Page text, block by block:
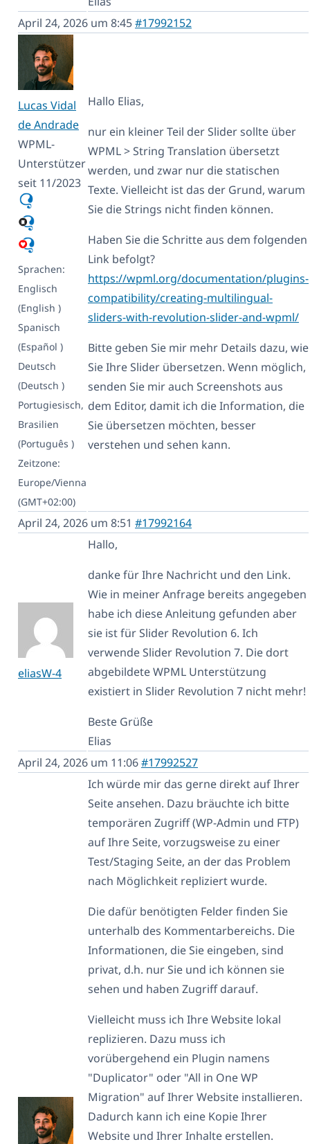
April 24, 2026 um 8:45#17992152
Lucas Vidal
de Andrade
WPML-
Unterstützer
seit 11/2023
Sprachen:
Englisch
(English )
Spanisch
(Español )
Deutsch
(Deutsch )
Portugiesisch,
Brasilien
(Português )
Zeitzone:
Europe/Vienna
(GMT+02:00)
Hallo Elias,
nur ein kleiner Teil der Slider sollte über
WPML > String Translation übersetzt
werden, und zwar nur die statischen
Texte. Vielleicht ist das der Grund, warum
Sie die Strings nicht finden können.
Haben Sie die Schritte aus dem folgenden
Link befolgt?
https://wpml.org/documentation/plugins-
compatibility/creating-multilingual-
sliders-with-revolution-slider-and-wpml/
Bitte geben Sie mir mehr Details dazu, wie
Sie Ihre Slider übersetzen. Wenn möglich,
senden Sie mir auch Screenshots aus
dem Editor, damit ich die Information, die
Sie übersetzen möchten, besser
verstehen und sehen kann.
April 24, 2026 um 8:51 #17992164
eliasW-4
Hallo,
danke für Ihre Nachricht und den Link.
Wie in meiner Anfrage bereits angegeben
habe ich diese Anleitung gefunden aber
sie ist für Slider Revolution 6. Ich
verwende Slider Revolution 7. Die dort
abgebildete WPML Unterstützung
existiert in Slider Revolution 7 nicht mehr!
Beste Grüße
Elias
April 24, 2026 um 11:06#17992527
Ich würde mir das gerne direkt auf Ihrer
Seite ansehen. Dazu bräuchte ich bitte
temporären Zugriff (WP-Admin und FTP)
auf Ihre Seite, vorzugsweise zu einer
Test/Staging Seite, an der das Problem
nach Möglichkeit repliziert wurde.
Die dafür benötigten Felder finden Sie
unterhalb des Kommentarbereichs. Die
Informationen, die Sie eingeben, sind
privat, d.h. nur Sie und ich können sie
sehen und haben Zugriff darauf.
Vielleicht muss ich Ihre Website lokal
replizieren. Dazu muss ich
vorübergehend ein Plugin namens
"Duplicator" oder "All in One WP
Migration" auf Ihrer Website installieren.
Dadurch kann ich eine Kopie Ihrer
Website und Ihrer Inhalte erstellen.